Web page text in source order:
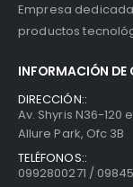
Empresa
productos
INFORMACIÓN
DIRECCIÓN::
Av. Shyris N36-120
Allure Park, Ofc 3B
TELÉFONOS::
0992800271 /